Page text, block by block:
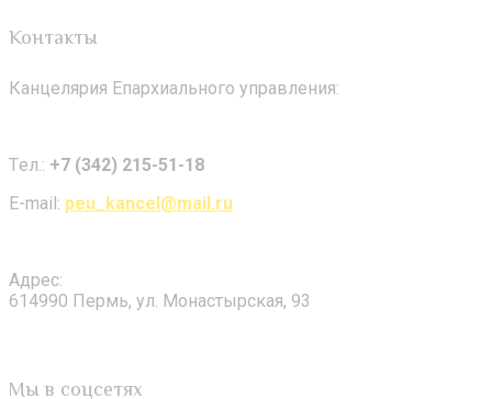
Контакты
Канцелярия Епархиального управления:
Tел.: +7 (342) 215-51-18
E-mail: peu_kancel@mail.ru
Адрес:
614990 Пермь, ул. Монастырская, 93
Мы в соцсетях